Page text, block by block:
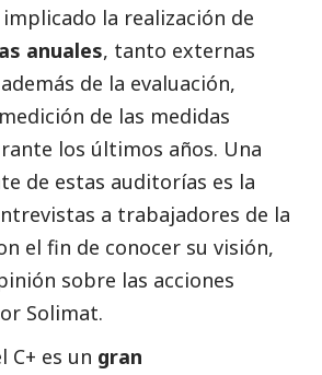
la realización de
anuales, tanto externas
de la evaluación,
de las medidas
los últimos años. Una
de estas auditorías es la
a trabajadores de la
el fin de conocer su visión,
sobre las acciones
Solimat.
C+ es un gran